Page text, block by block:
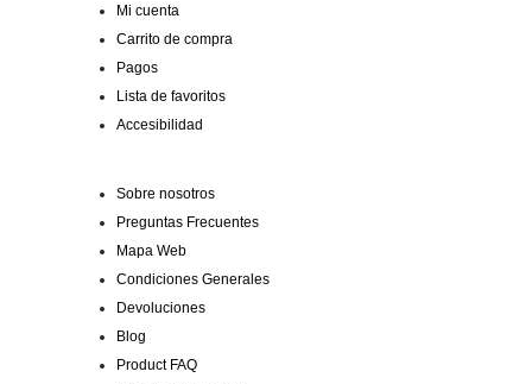
Mi cuenta
Carrito de compra
Pagos
Lista de favoritos
Accesibilidad
Sobre nosotros
Preguntas Frecuentes
Mapa Web
Condiciones Generales
Devoluciones
Blog
Product FAQ